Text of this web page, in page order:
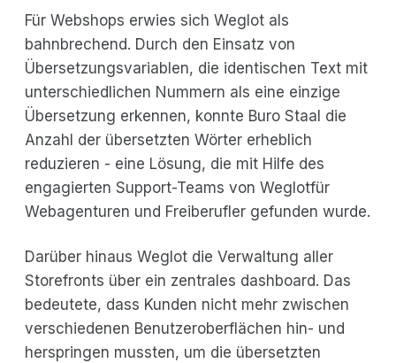
Für Webshops erwies sich Weglot als
bahnbrechend. Durch den Einsatz von
Übersetzungsvariablen, die identischen Text mit
unterschiedlichen Nummern als eine einzige
Übersetzung erkennen, konnte Buro Staal die
Anzahl der übersetzten Wörter erheblich
reduzieren - eine Lösung, die mit Hilfe des
engagierten Support-Teams von Weglotfür
Webagenturen und Freiberufler gefunden wurde.
Darüber hinaus Weglot die Verwaltung aller
Storefronts über ein zentrales dashboard. Das
bedeutete, dass Kunden nicht mehr zwischen
verschiedenen Benutzeroberflächen hin- und
herspringen mussten, um die übersetzten